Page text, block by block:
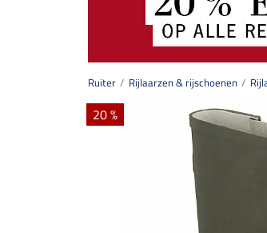
Ruiter Rijlaarzen & rijschoenen
20 %